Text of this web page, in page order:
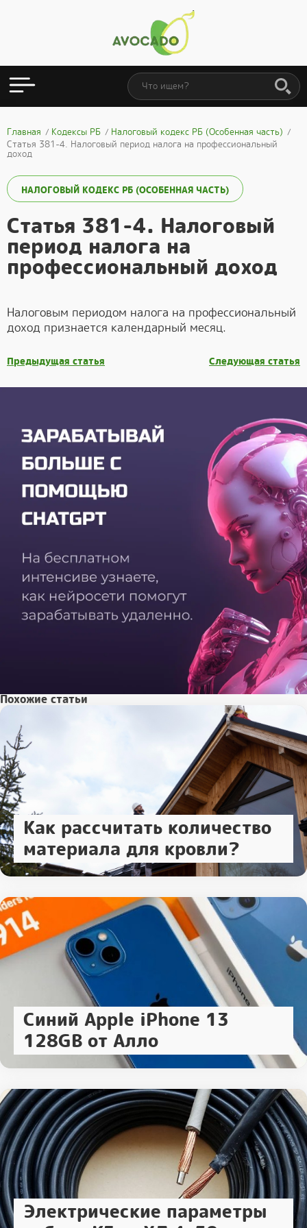
Главная Кодексы РБ
Налоговый кодекс РБ (Особенная часть)
Статья 381-4. Налоговый период налога на профессиональный
доход
НАЛОГОВЫЙ КОДЕКС РБ (ОСОБЕННАЯ ЧАСТЬ)
Статья 381-4. Налоговый
период налога на
профессиональный доход
Налоговым периодом налога на профессиональный
доход признается календарный месяц.
Предыдущая статья Следующая статья
Похожие статьи
Как рассчитать количество
материала для кровли?
Синий Apple iPhone 13
128GB от Алло
Электрические параметры